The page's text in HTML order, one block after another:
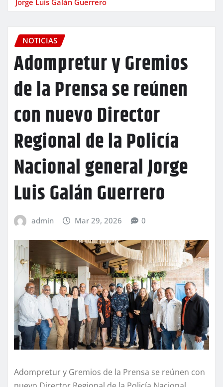
NOTICIAS
Adompretur y Gremios
de la Prensa se reúnen
con nuevo Director
Regional de la Policía
Nacional general Jorge
Luis Galán Guerrero
admin Mar 29, 2026 0
Adompretur y Gremios de la Prensa se reúnen con